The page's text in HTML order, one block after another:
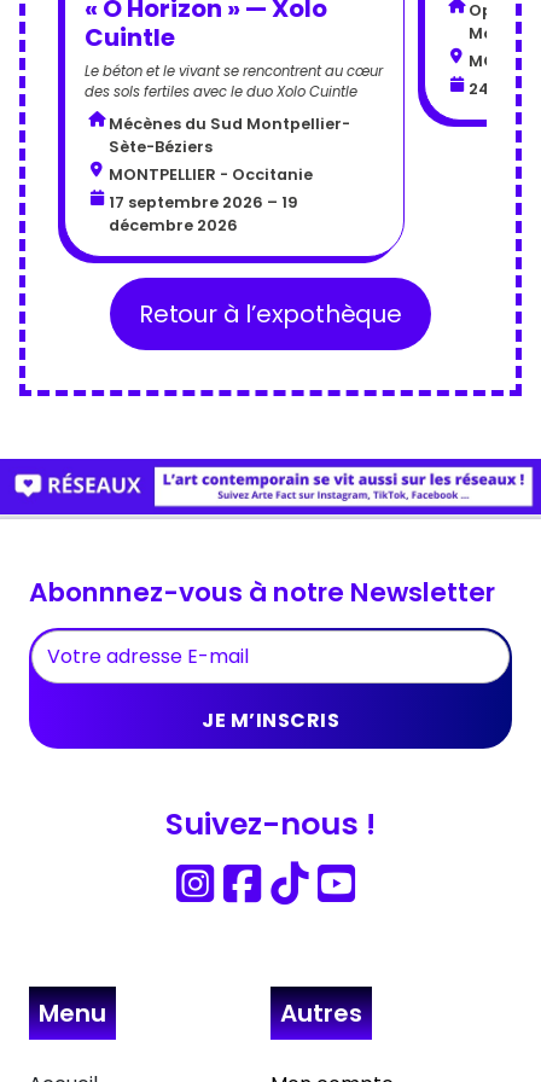
« O Horizon » — Xolo
Cuintle
Le béton et le vivant se rencontrent au cœur
des sols fertiles avec le duo Xolo Cuintle
Mécènes du Sud Montpellier-
Sète-Béziers
MONTPELLIER - Occitanie
17 septembre 2026 – 19
décembre 2026
Opéra
24 juin
Retour à l’expothèque
Abonnnez-vous à notre Newsletter
Suivez-nous !
Menu Autres